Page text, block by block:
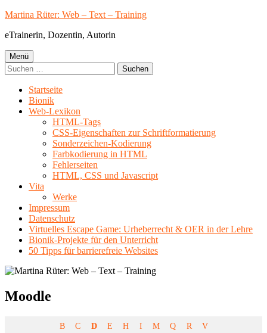
Springe
Inhalt
Martina Rüter: Web – Text – Training
eTrainerin, Dozentin, Autorin
Primäres
Menü
Menü
Suchen
nach:
Startseite
Bionik
Web-Lexikon
HTML-Tags
CSS-Eigenschaften zur Schriftformatierung
Sonderzeichen-Kodierung
Farbkodierung in HTML
Fehlerseiten
HTML, CSS und Javascript
Vita
Werke
Impressum
Datenschutz
Virtuelles Escape Game: Urheberrecht & OER in der Lehre
Bionik-Projekte für den Unterricht
50 Tipps für barrierefreie Websites
Schlagwort:
Moodle
B C D E H I M Q R V